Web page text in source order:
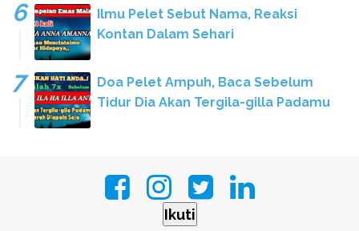
Ilmu Pelet Sebut Nama, Reaksi
Kontan Dalam Sehari
Doa Pelet Ampuh, Baca Sebelum
Tidur Dia Akan Tergila-gilla Padamu
Ikuti